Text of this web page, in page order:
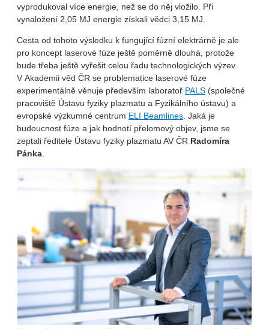
vyprodukoval více energie, než se do něj vložilo. Při
vynaložení 2,05 MJ energie získali vědci 3,15 MJ.
Cesta od tohoto výsledku k fungující fúzní elektrárně je ale
pro koncept laserové fúze ještě poměrně dlouhá, protože
bude třeba ještě vyřešit celou řadu technologických výzev.
V Akademii věd ČR se problematice laserové fúze
experimentálně věnuje především laboratoř PALS (společné
pracoviště Ústavu fyziky plazmatu a Fyzikálního ústavu) a
evropské výzkumné centrum ELI Beamlines. Jaká je
budoucnost fúze a jak hodnotí přelomový objev, jsme se
zeptali ředitele Ústavu fyziky plazmatu AV ČR Radomíra
Pánka.